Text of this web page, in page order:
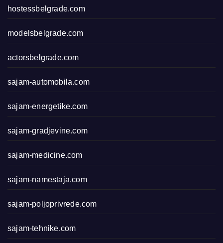
hostessbelgrade.com
modelsbelgrade.com
actorsbelgrade.com
sajam-automobila.com
sajam-energetike.com
sajam-gradjevine.com
sajam-medicine.com
sajam-namestaja.com
sajam-poljoprivrede.com
sajam-tehnike.com